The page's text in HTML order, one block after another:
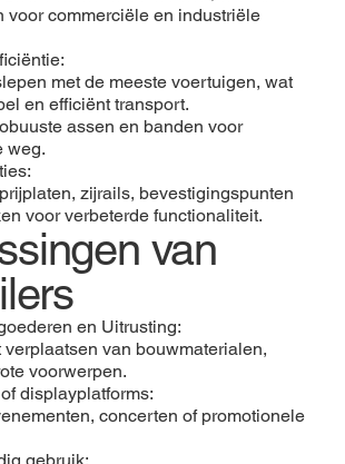
voor commerciële en industriële
met de meeste voertuigen, wat
en efficiënt transport.
assen en banden voor
weg.
zijrails, bevestigingspunten
voor verbeterde functionaliteit.
van
en Uitrusting:
verplaatsen van bouwmaterialen,
voorwerpen.
displayplatforms:
concerten of promotionele